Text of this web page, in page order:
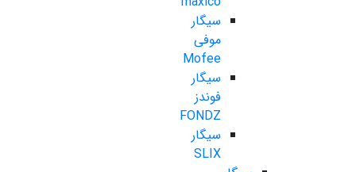
سیگار
موفی
Mofee
سیگار
فوندز
FONDZ
سیگار
SLIX